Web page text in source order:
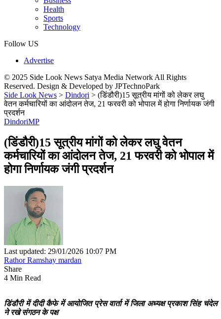
Health
Sports
Technology
Follow US
Advertise
© 2025 Side Look News Satya Media Network All Rights
Reserved. Design & Developed by JPTechnoPark
Side Look News > Dindori > (डिंडौरी)15 सूत्रीय मांगों को लेकर लघु
वेतन कर्मचारियों का आंदोलन तेज, 21 फरवरी को भोपाल में होगा निर्णायक जंगी
प्रदर्शन
DindoriMP
(डिंडौरी)15 सूत्रीय मांगों को लेकर लघु वेतन
कर्मचारियों का आंदोलन तेज, 21 फरवरी को भोपाल में
होगा निर्णायक जंगी प्रदर्शन
Last updated: 29/01/2026 10:07 PM
Rathor Ramshay mardan
Share
4 Min Read
डिंडौरी में दीदी कैफे में आयोजित प्रेस वार्ता में जिला अध्यक्ष प्रकाश सिंह चंदेल
ने रखे संगठन के पक्ष